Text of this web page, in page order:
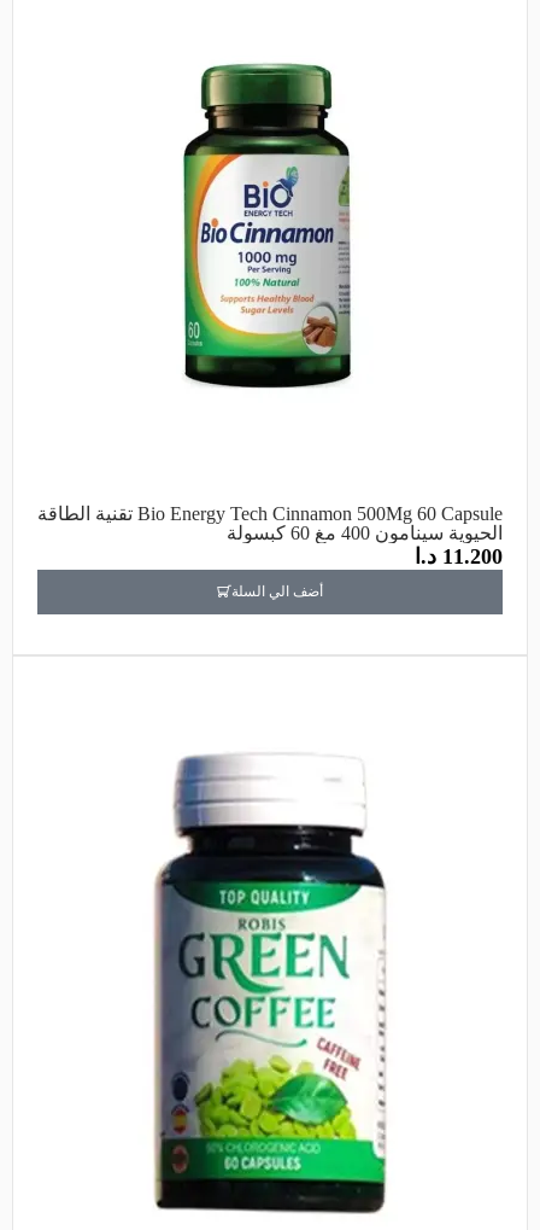
Bio Energy Tech Cinnamon 500Mg 60 Capsule تقنية الطاقة
الحيوية سينامون 400 مغ 60 كبسولة
11.200 د.ا
أضف الي السلة